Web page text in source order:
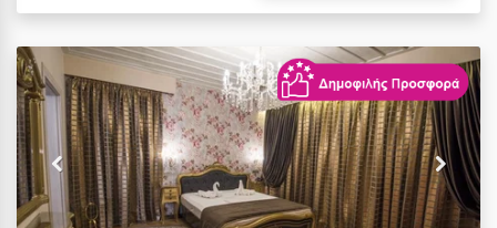
Π
Πάλαιρος
Παξοί
Παραλία Κατερίνης
Παραλία Λιτοχώρου